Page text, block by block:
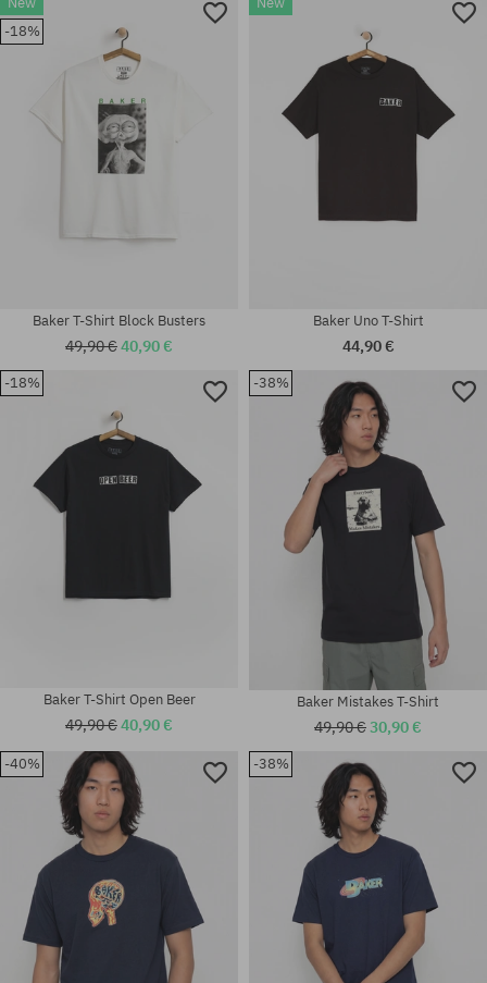
-18%
Verfügbare Größen:
M; L; XL
Baker T-Shirt Block Busters
49,90 €40,90 €
Verfügbare Größen:
Baker Uno T-Shirt
44,90 €
-18%
Baker T-Shirt Open Beer
49,90 €40,90 €
-38%
Baker Mistakes T-Shirt
49,90 €30,90 €
-40% -38%